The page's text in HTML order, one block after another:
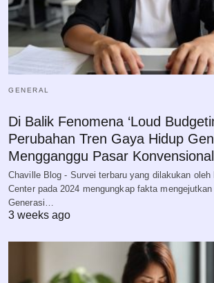
GENERAL
Di Balik Fenomena ‘Loud
Perubahan Tren Gaya Hidup
Mengganggu Pasar Konvensional
Chaville Blog - Survei terbaru yang dilakukan
Center pada 2024 mengungkap fakta
Generasi…
3 weeks ago